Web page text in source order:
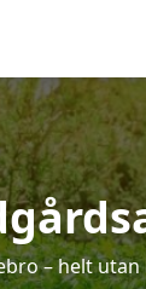
– helt